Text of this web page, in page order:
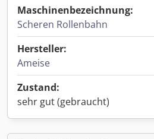
Maschinenbezeichnung:
Scheren Rollenbahn
Hersteller:
Ameise
Zustand:
sehr gut (gebraucht)